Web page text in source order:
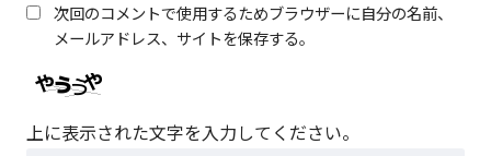
次回のコメントで使用するためブラウザーに自分の名前、
メールアドレス、サイトを保存する。
上に表示された文字を入力してください。